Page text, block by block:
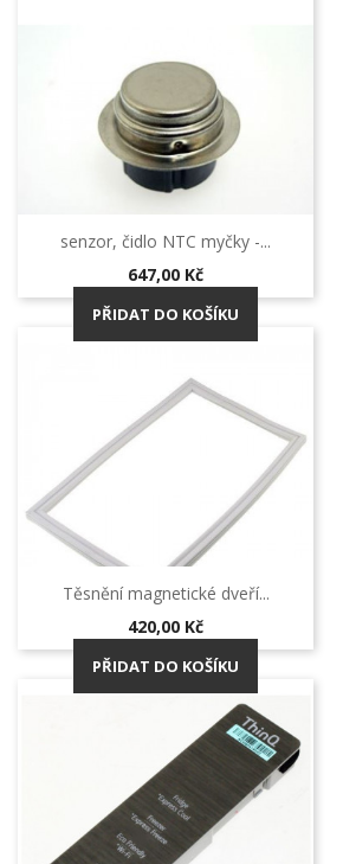
senzor, čidlo NTC myčky -...
Cena
647,00 Kč
PŘIDAT DO KOŠÍKU
Těsnění magnetické dveří...
Cena
420,00 Kč
PŘIDAT DO KOŠÍKU